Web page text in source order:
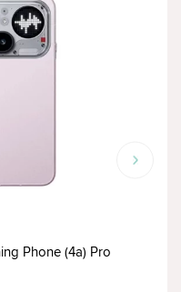
Phone (4a) Pro